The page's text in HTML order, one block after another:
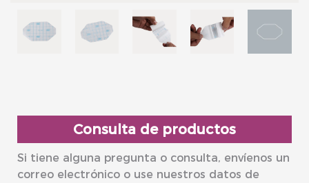
Consulta de productos
Si tiene alguna pregunta o consulta, envíenos un
correo electrónico o use nuestros datos de